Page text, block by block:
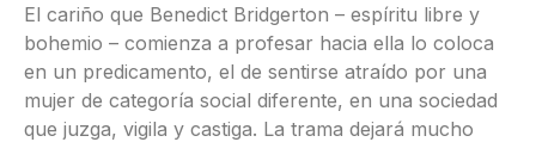
El cariño que Benedict Bridgerton – espíritu libre y
bohemio – comienza a profesar hacia ella lo coloca
en un predicamento, el de sentirse atraído por una
mujer de categoría social diferente, en una sociedad
que juzga, vigila y castiga. La trama dejará mucho